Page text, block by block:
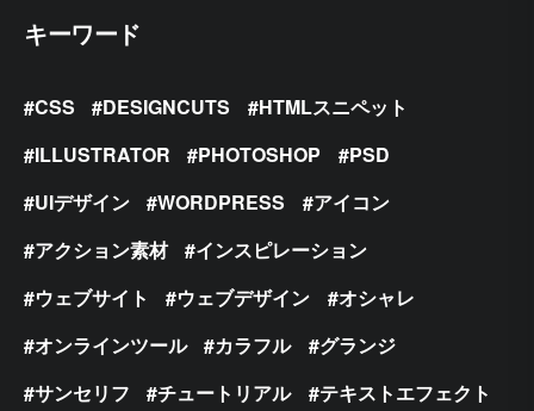
キーワード
CSS DESIGNCUTS
HTMLスニペット
ILLUSTRATOR
PHOTOSHOP
PSD
UIデザイン
WORDPRESS
アイコン
アクション素材
インスピレーション
ウェブサイト
ウェブデザイン
オシャレ
オンラインツール
カラフル
グランジ
サンセリフ
チュートリアル
テキストエフェクト